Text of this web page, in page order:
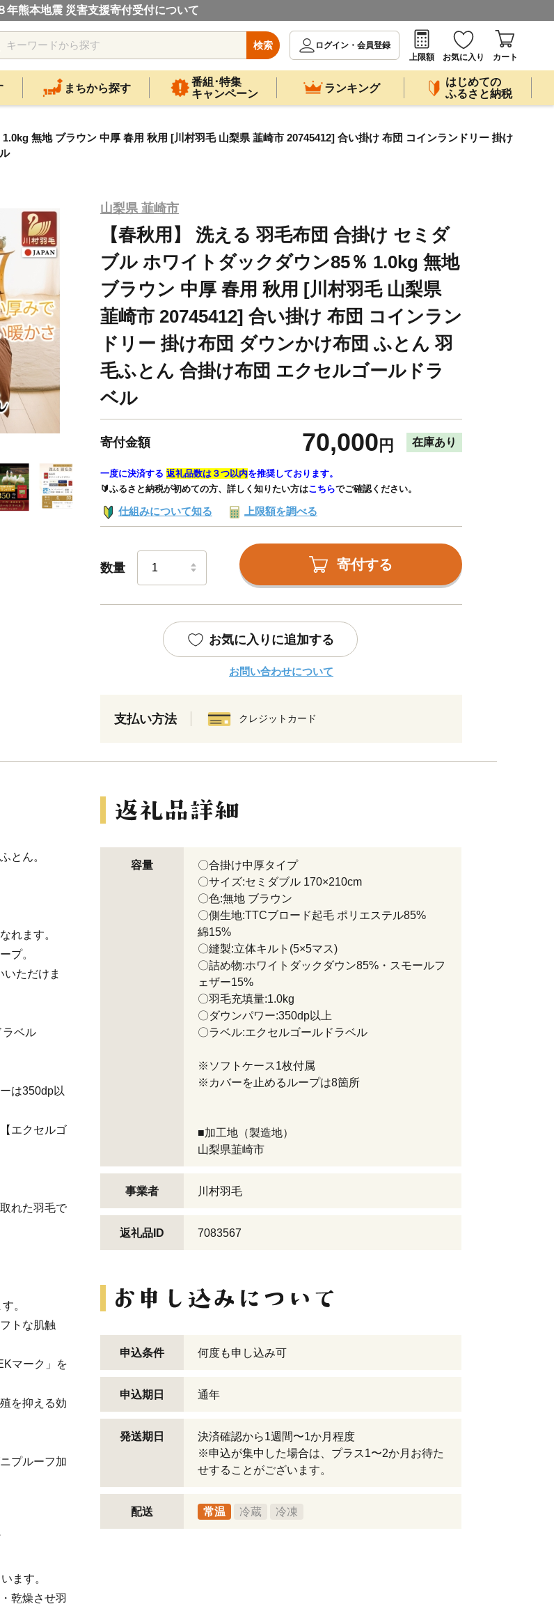
年熊本地震 災害支援寄付受付について
検索
ログイン・会員登録
上限額
お気に入り カート
まちから探す
番組･特集
キャンペーン
ランキング
はじめての
ふるさと納税
無地 ブラウン 中厚 春用 秋用 [川村羽毛 山梨県 韮崎市 20745412] 合い掛け 布団 コインランドリー 掛け
山梨県 韮崎市
【春秋用】 洗える 羽毛布団 合掛け セミダ
ブル ホワイトダックダウン85％ 1.0kg 無地
ブラウン 中厚 春用 秋用 [川村羽毛 山梨県
韮崎市 20745412] 合い掛け 布団 コインラン
ドリー 掛け布団 ダウンかけ布団 ふとん 羽
毛ふとん 合掛け布団 エクセルゴールドラ
ベル
寄付金額 70,000 円 在庫あり
一度に決済する 返礼品数は３つ以内を推奨しております。
🔰ふるさと納税が初めての方、詳しく知りたい方はこちらでご確認ください。
仕組みについて知る 上限額を調べる
数量 寄付する
お気に入りに追加する
お問い合わせについて
支払い方法 クレジットカード
とん。
れます。
プ。
ただけま
ベル
は350dp以
エクセルゴ
れた羽毛で
。
トな肌触
マーク」を
を抑える効
プルーフ加
ます。
乾燥させ羽
容量
〇合掛け中厚タイプ
〇サイズ:セミダブル 170×210cm
〇色:無地 ブラウン
〇側生地:TTCブロード起毛 ポリエステル85%
綿15%
〇縫製:立体キルト(5×5マス)
〇詰め物:ホワイトダックダウン85%・スモールフ
ェザー15%
〇羽毛充填量:1.0kg
〇ダウンパワー:350dp以上
〇ラベル:エクセルゴールドラベル
※ソフトケース1枚付属
※カバーを止めるループは8箇所
■加工地（製造地）
山梨県韮崎市
事業者 川村羽毛
返礼品ID 7083567
申込条件 何度も申し込み可
申込期日 通年
発送期日
決済確認から1週間〜1か月程度
※申込が集中した場合は、プラス1〜2か月お待た
せすることがございます。
配送 常温 冷蔵 冷凍